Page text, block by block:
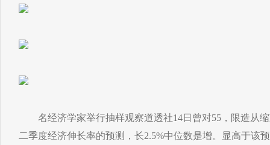
名经济学家举行抽样观察道透社14日曾对55，限造从缩
二季度经济伸长率的预测，长2.5%中位数是增。显高于该